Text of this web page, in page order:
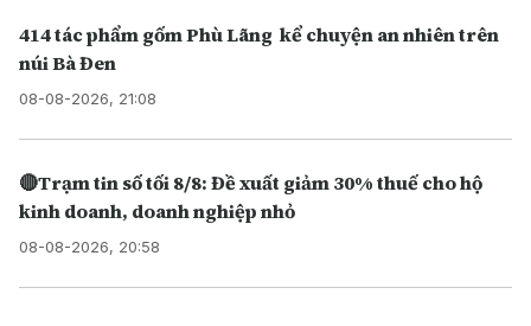
414 tác phẩm gốm Phù Lãng kể chuyện an nhiên trên
núi Bà Đen
08-08-2026, 21:08
🔴Trạm tin số tối 8/8: Đề xuất giảm 30% thuế cho hộ
kinh doanh, doanh nghiệp nhỏ
08-08-2026, 20:58